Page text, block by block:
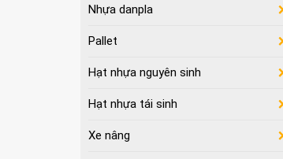
Nhựa danpla
Pallet
Hạt nhựa nguyên sinh
Hạt nhựa tái sinh
Xe nâng